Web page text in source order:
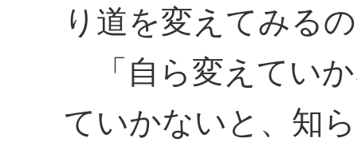
り道を変えてみる
「自ら変えてい
ていかないと、知